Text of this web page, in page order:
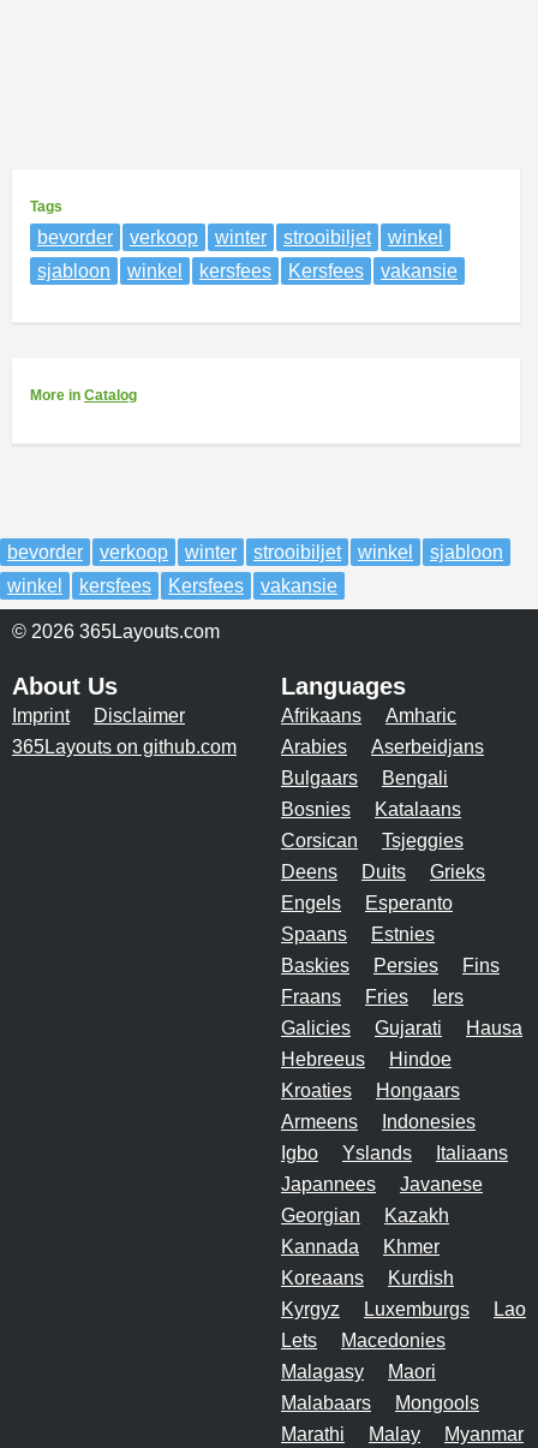
Tags
bevorder verkoop winter strooibiljet
winkel
sjabloon
winkel kersfees Kersfees vakansie
More in Catalog
bevorder verkoop winter strooibiljet winkel
sjabloon
winkel
kersfees Kersfees vakansie
© 2026 365Layouts.com
About Us
Imprint
Disclaimer
365Layouts on github.com
Languages
Afrikaans
Amharic
Arabies
Aserbeidjans
Bulgaars
Bengali
Bosnies
Katalaans
Corsican
Tsjeggies
Deens
Duits
Grieks
Engels
Esperanto
Spaans
Estnies
Baskies
Persies
Fins
Fraans
Fries
Iers
Galicies
Gujarati
Hausa
Hebreeus
Hindoe
Kroaties
Hongaars
Armeens
Indonesies
Igbo
Yslands
Italiaans
Japannees
Javanese
Georgian
Kazakh
Kannada
Khmer
Koreaans
Kurdish
Kyrgyz
Luxemburgs
Lao
Lets
Macedonies
Malagasy
Maori
Malabaars
Mongools
Marathi
Malay Myanmar